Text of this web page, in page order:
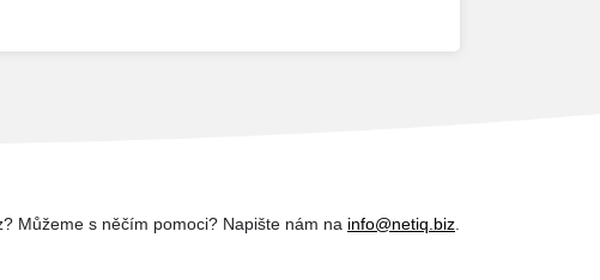
Můžeme s něčím pomoci? Napište nám na info@netiq.biz.